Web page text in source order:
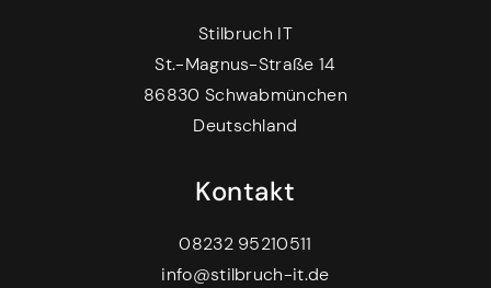
Stilbruch IT
St.-Magnus-Straße 14
86830 Schwabmünchen
Deutschland
Kontakt
08232 95210511
info@stilbruch-it.de